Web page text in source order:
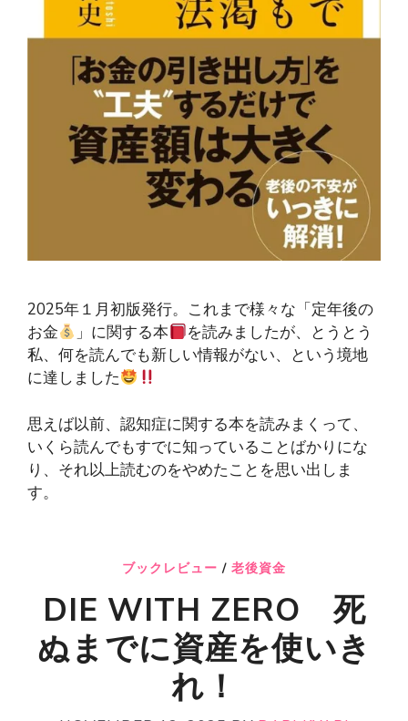
2025年１月初版発行。これまで様々な「定年後の
お金
」に関する本
を読みましたが、とうとう
私、何を読んでも新しい情報がない、という境地
に達しました
思えば以前、認知症に関する本を読みまくって、
いくら読んでもすでに知っていることばかりにな
り、それ以上読むのをやめたことを思い出しま
す。
ブックレビュー / 老後資金
DIE WITH ZERO 死
ぬまでに資産を使いき
れ！